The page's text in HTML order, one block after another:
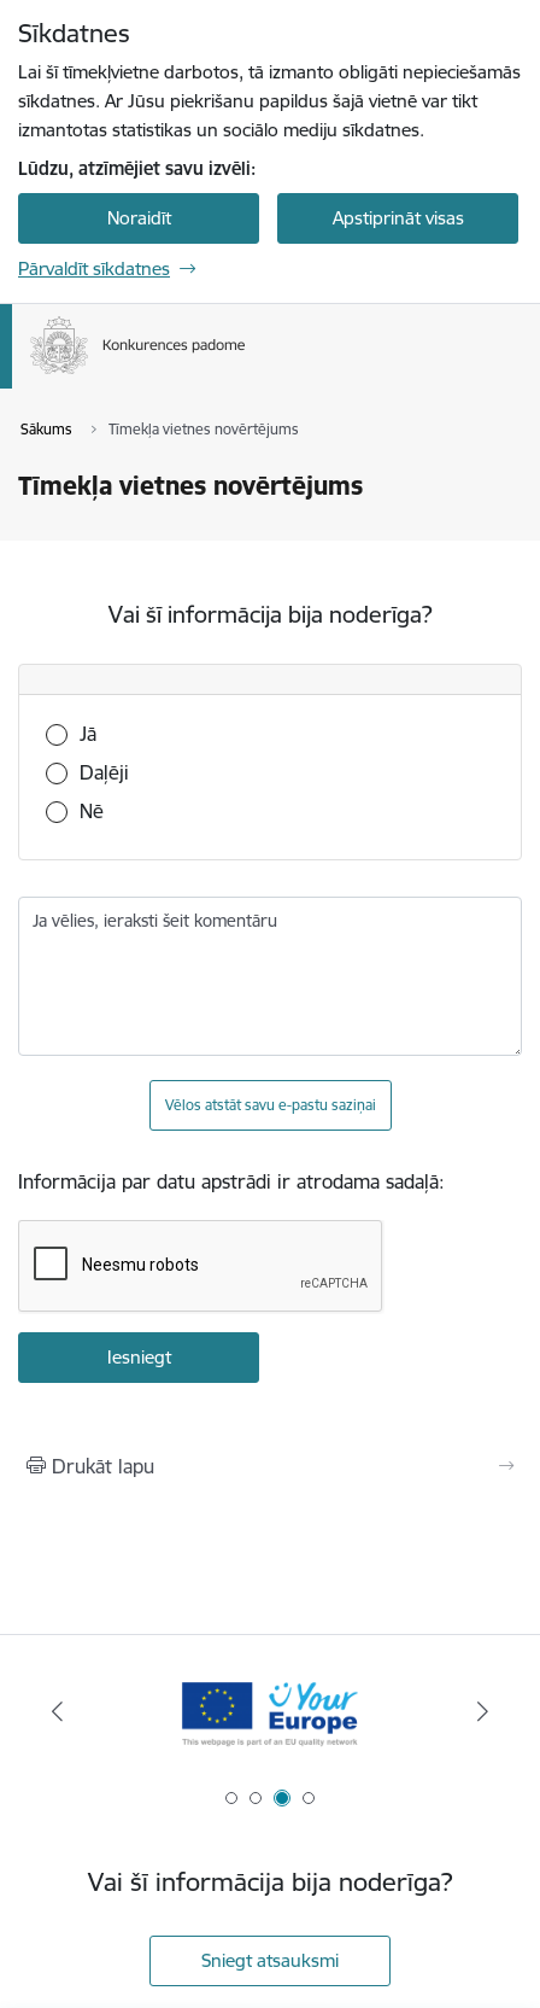
Sīkdatnes
Lai šī tīmekļvietne darbotos, tā izmanto obligāti nepieciešamās
sīkdatnes. Ar Jūsu piekrišanu papildus šajā vietnē var tikt
izmantotas statistikas un sociālo mediju sīkdatnes.
Lūdzu, atzīmējiet savu izvēli:
Noraidīt Apstiprināt visas
Pārvaldīt sīkdatnes
Sākums Tīmekļa vietnes novērtējums
Tīmekļa vietnes novērtējums
Vai šī informācija bija noderīga?
Vai šī informācija bija noderīga?
Jā
Daļēji
Nē
Ja vēlies, ieraksti šeit komentāru
Vēlos atstāt savu e-pastu saziņai
Informācija par datu apstrādi ir atrodama sadaļā:
Drukāt lapu
Vai šī informācija bija noderīga?
Sniegt atsauksmi